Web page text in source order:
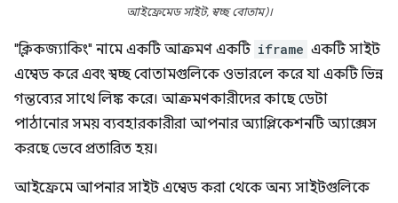
আইফ্রেমেড সাইট, স্বচ্ছ বোতাম)।
"ক্লিকজ্যাকিং" নামে একটি আক্রমণ একটি iframe একটি সাইট
এম্বেড করে এবং স্বচ্ছ বোতামগুলিকে ওভারলে করে যা একটি ভিন্ন
গন্তব্যের সাথে লিঙ্ক করে। আক্রমণকারীদের কাছে ডেটা
পাঠানোর সময় ব্যবহারকারীরা আপনার অ্যাপ্লিকেশনটি অ্যাক্সেস
করছে ভেবে প্রতারিত হয়।
আইফ্রেমে আপনার সাইট এম্বেড করা থেকে অন্য সাইটগুলিকে